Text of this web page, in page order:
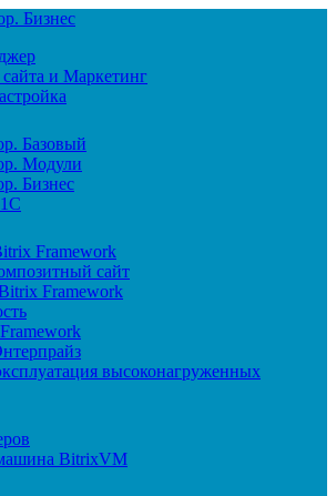
Бизнес
и Маркетинг
Базовый
Модули
Бизнес
Framework
сайт
Framework
высоконагруженных
BitrixVM